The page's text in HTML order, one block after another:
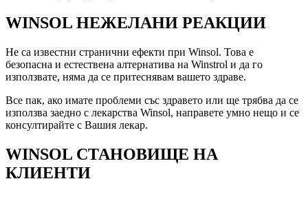
WINSOL НЕЖЕЛАНИ РЕАКЦИИ
Не са известни странични ефекти при Winsol. Това е
безопасна и естествена алтернатива на Winstrol и да го
използвате, няма да се притеснявам вашето здраве.
Все пак, ако имате проблеми със здравето или ще трябва да се
използва заедно с лекарства Winsol, направете умно нещо и се
консултирайте с Вашия лекар.
WINSOL СТАНОВИЩЕ НА
КЛИЕНТИ